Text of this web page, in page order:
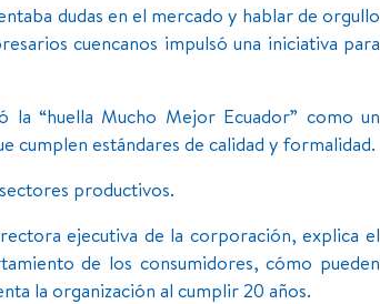
dudas en el mercado y hablar de orgullo
cuencanos impulsó una iniciativa para
la “huella Mucho Mejor Ecuador” como un
cumplen estándares de calidad y formalidad.
productivos.
ejecutiva de la corporación, explica el
de los consumidores, cómo pueden
la organización al cumplir 20 años.